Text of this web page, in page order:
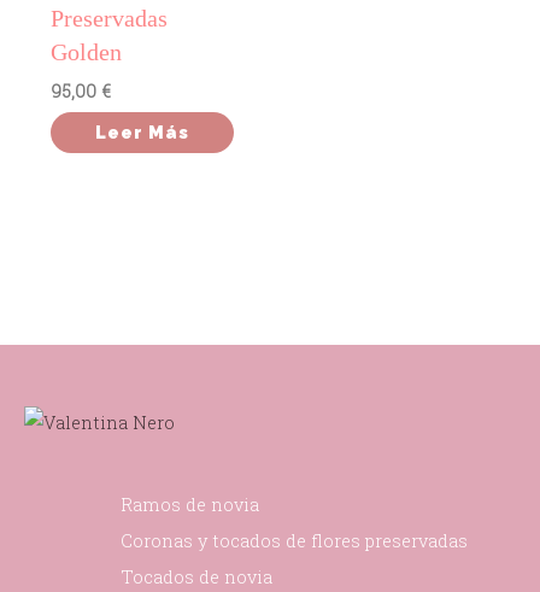
Preservadas
Golden
95,00 €
Leer Más
Ramos de novia
Coronas y tocados de flores preservadas
Tocados de novia